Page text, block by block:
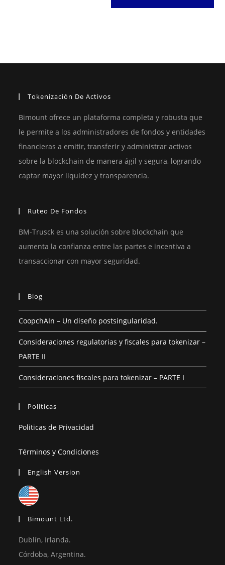
Tokenización De Activos
Bimount ofrece un plataforma completa y robusta que
le permite a los administradores de fondos y entidades
financieras a emitir, transferir y administrar activos
sobre la blockchain de manera ágil y segura, logrando
captar mayor liquidez y transparencia.
Ruteo De Fondos
BM-Trusck es una solución sobre blockchain que
aumenta la confianza entre las partes e incentiva a
transaccionar con mayor seguridad.
Blog
CoopchAIn – Un diseño postsingularidad.
Consideraciones regulatorias y fiscales para tokenizar –
PARTE II
Consideraciones fiscales para tokenizar – PARTE I
Politicas
Politicas de Privacidad
Términos y Condiciones
English Version
Bimount Ltd.
Dublín, Irlanda.
Córdoba, Argentina.